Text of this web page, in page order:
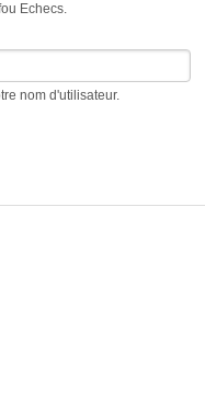
Echecs.
nom d'utilisateur.